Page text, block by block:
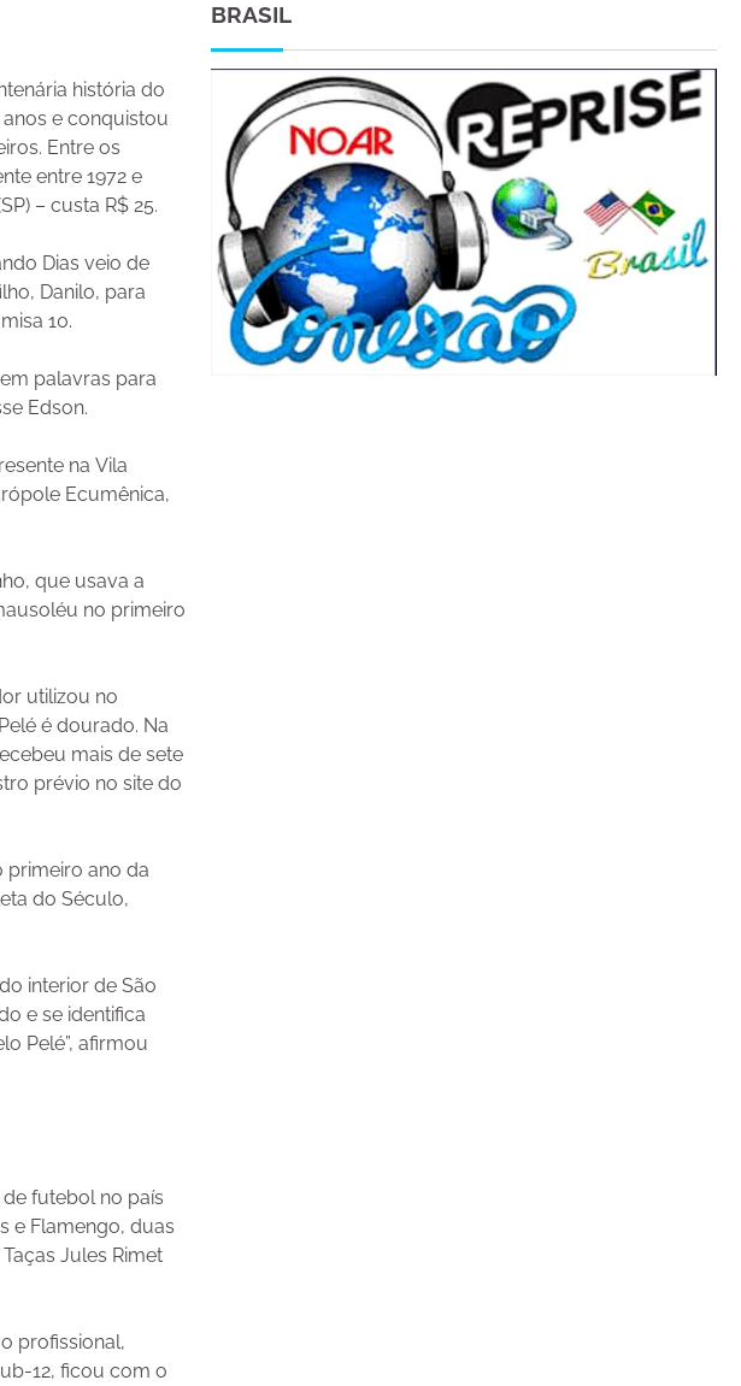
história do
e conquistou
Entre os
entre 1972 e
– custa R$ 25.
Dias veio de
Danilo, para
10.
palavras para
Edson.
na Vila
Ecumênica,
que usava a
no primeiro
utilizou no
é dourado. Na
mais de sete
prévio no site do
primeiro ano da
do Século,
interior de São
e se identifica
Pelé”, afirmou
futebol no país
e Flamengo, duas
Jules Rimet
profissional,
12, ficou com o
BRASIL